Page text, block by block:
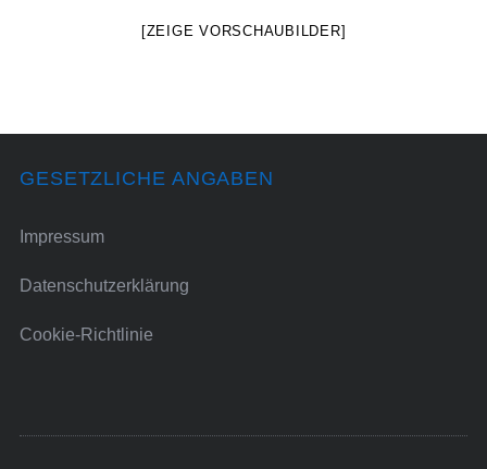
[ZEIGE VORSCHAUBILDER]
GESETZLICHE ANGABEN
Impressum
Datenschutzerklärung
Cookie-Richtlinie